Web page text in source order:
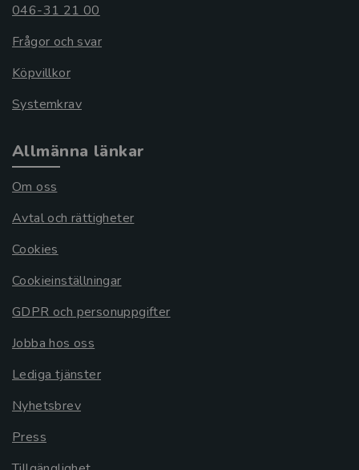
046-31 21 00
Frågor och svar
Köpvillkor
Systemkrav
Allmänna länkar
Om oss
Avtal och rättigheter
Cookies
Cookieinställningar
GDPR och personuppgifter
Jobba hos oss
Lediga tjänster
Nyhetsbrev
Press